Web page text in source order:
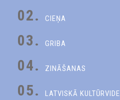
02. CIEŅA
03. GRIBA
04. ZINĀŠANAS
05. LATVISKĀ KULTŪRVIDE